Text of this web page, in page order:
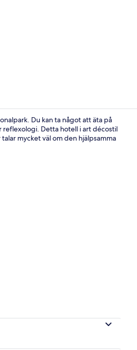
Du kan ta något att äta på
reflexologi. Detta hotell i art décostil
mycket väl om den hjälpsamma